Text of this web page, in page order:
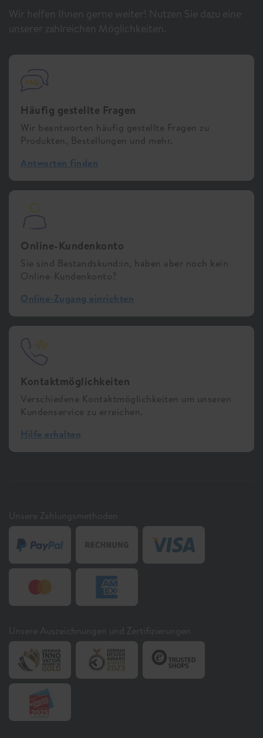
Wir helfen Ihnen gerne weiter! Nutzen Sie dazu eine
unserer zahlreichen Möglichkeiten.
Häufig gestellte Fragen
Wir beantworten häufig gestellte Fragen zu
Produkten, Bestellungen und mehr.
Antworten finden
Online-Kundenkonto
Sie sind Bestandskund:in, haben aber noch kein
Online-Kundenkonto?
Online-Zugang einrichten
Kontaktmöglichkeiten
Verschiedene Kontaktmöglichkeiten um unseren
Kundenservice zu erreichen.
Hilfe erhalten
Unsere Zahlungsmethoden
Unsere Auszeichnungen und Zertifizierungen